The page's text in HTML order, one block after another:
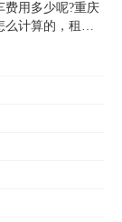
费用多少呢?重庆
么计算的，租车
元左右，而50
左右，所以在举
所需要的大巴